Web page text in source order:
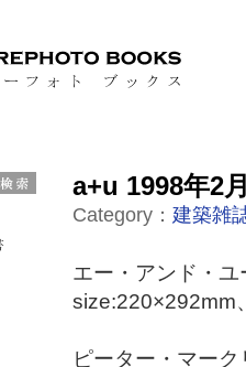
a+u 1998年2
Category： 建築雑
エー・アンド・
size:220×292mm
ピーター・マー